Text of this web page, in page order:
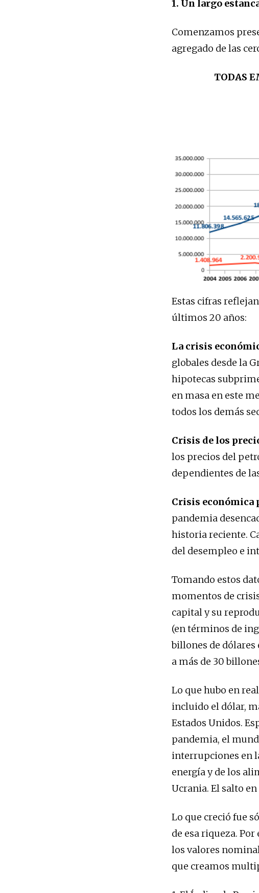
1. Un largo
Comenzamos
agregado de las
TODAS
Estas cifras
últimos 20 años:
La crisis
globales desde la
hipotecas
en masa en este
todos los demás
Crisis de los
los precios del
dependientes de
Crisis económica
pandemia
historia reciente.
del desempleo e
Tomando estos
momentos de
capital y su
(en términos de
billones de dólares
a más de 30
Lo que hubo en
incluido el dólar,
Estados Unidos.
pandemia, el
interrupciones en
energía y de los
Ucrania. El salto
Lo que creció fue
de esa riqueza.
los valores
que creamos